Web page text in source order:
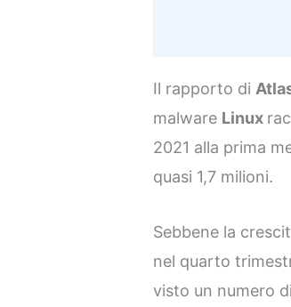
Il rapporto di
malware Linux
2021 alla prima
quasi 1,7 milioni.
Sebbene la
nel quarto
visto un numero